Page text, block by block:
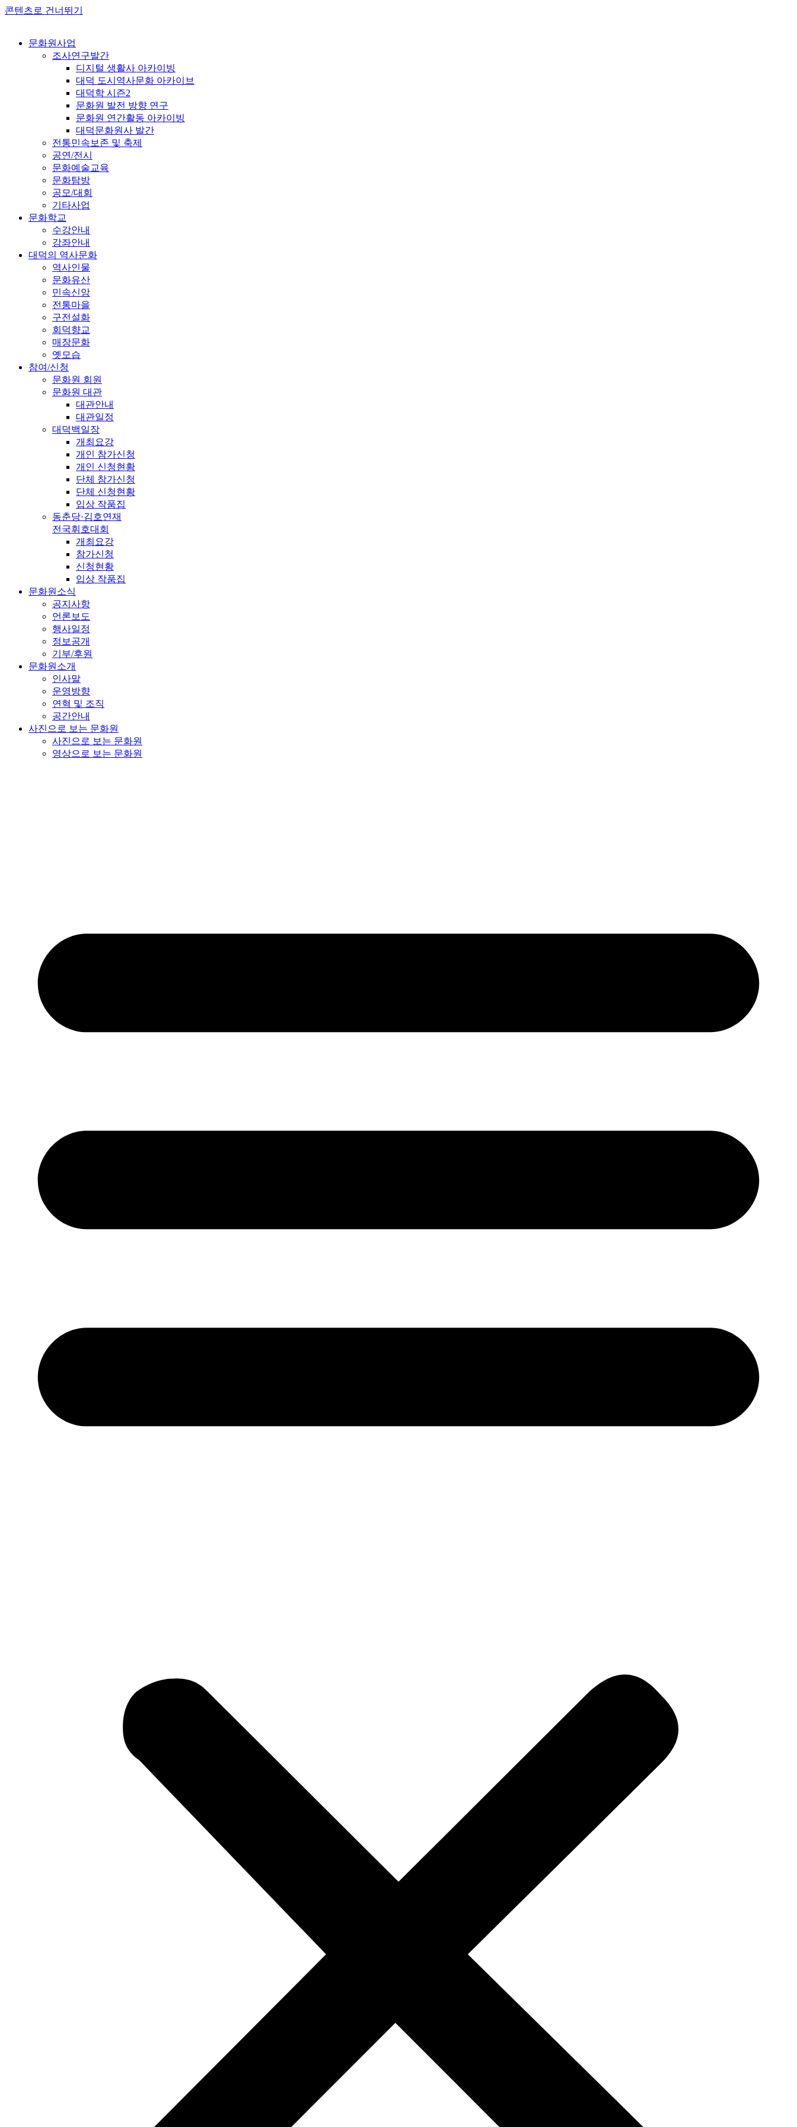
콘텐츠로 건너뛰기
문화원사업
조사연구발간
디지털 생활사 아카이빙
대덕 도시역사문화 아카이브
대덕학 시즌2
문화원 발전 방향 연구
문화원 연간활동 아카이빙
대덕문화원사 발간
전통민속보존 및 축제
공연/전시
문화예술교육
문화탐방
공모/대회
기타사업
문화학교
수강안내
강좌안내
대덕의 역사문화
역사인물
문화유산
민속신앙
전통마을
구전설화
회덕향교
매장문화
옛모습
참여/신청
문화원 회원
문화원 대관
대관안내
대관일정
대덕백일장
개최요강
개인 참가신청
개인 신청현황
단체 참가신청
단체 신청현황
입상 작품집
동춘당·김호연재
전국휘호대회
개최요강
참가신청
신청현황
입상 작품집
문화원소식
공지사항
언론보도
행사일정
정보공개
기부/후원
문화원소개
인사말
운영방향
연혁 및 조직
공간안내
사진으로 보는 문화원
사진으로 보는 문화원
영상으로 보는 문화원